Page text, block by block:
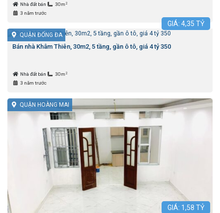
Nhà đất bán 30m 2
3 năm trước
QUẬN ĐỐNG ĐA
GIÁ: 4,35 TỶ
Bán nhà Khâm Thiên, 30m2, 5 tầng, gần ô tô, giá 4 tỷ 350
Nhà đất bán 30m 2
3 năm trước
QUẬN HOÀNG MAI
GIÁ: 1,58 TỶ